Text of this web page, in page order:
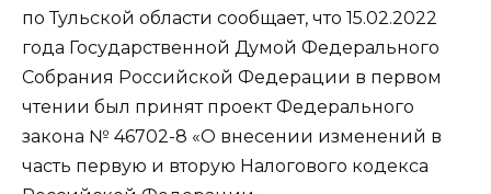
по Тульской области сообщает, что 15.02.2022
года Государственной Думой Федерального
Собрания Российской Федерации в первом
чтении был принят проект Федерального
закона № 46702-8 «О внесении изменений в
часть первую и вторую Налогового кодекса